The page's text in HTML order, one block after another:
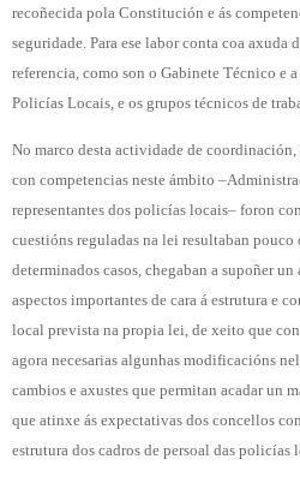
recoñecida pola Constitución e ás
seguridade. Para ese labor conta coa axuda
referencia, como son o Gabinete Técnico e
Policías Locais, e os grupos técnicos de
No marco desta actividade de coordinación,
con competencias neste ámbito
representantes dos policías locais– foron
cuestións reguladas na lei resultaban pouco
determinados casos, chegaban a supoñer
aspectos importantes de cara á estrutura e
local prevista na propia lei, de xeito que
agora necesarias algunhas modificacións
cambios e axustes que permitan acadar un
que atinxe ás expectativas dos concellos
estrutura dos cadros de persoal das policías